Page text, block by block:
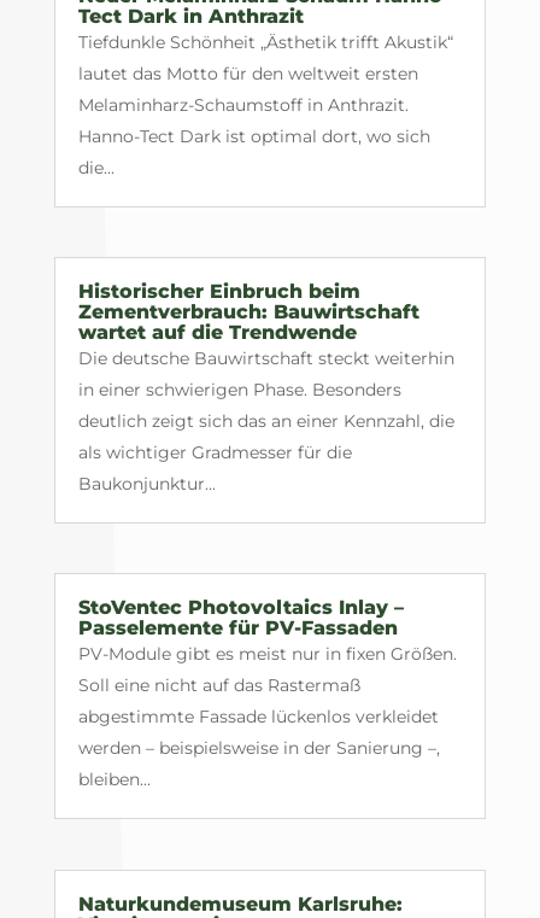
Tect Dark in Anthrazit
Tiefdunkle Schönheit „Ästhetik trifft Akustik“
lautet das Motto für den weltweit ersten
Melaminharz-Schaumstoff in Anthrazit.
Hanno-Tect Dark ist optimal dort, wo sich
die...
Historischer Einbruch beim
Zementverbrauch: Bauwirtschaft
wartet auf die Trendwende
Die deutsche Bauwirtschaft steckt weiterhin
in einer schwierigen Phase. Besonders
deutlich zeigt sich das an einer Kennzahl, die
als wichtiger Gradmesser für die
Baukonjunktur...
StoVentec Photovoltaics Inlay –
Passelemente für PV-Fassaden
PV-Module gibt es meist nur in fixen Größen.
Soll eine nicht auf das Rastermaß
abgestimmte Fassade lückenlos verkleidet
werden – beispielsweise in der Sanierung –,
bleiben...
Naturkundemuseum Karlsruhe: